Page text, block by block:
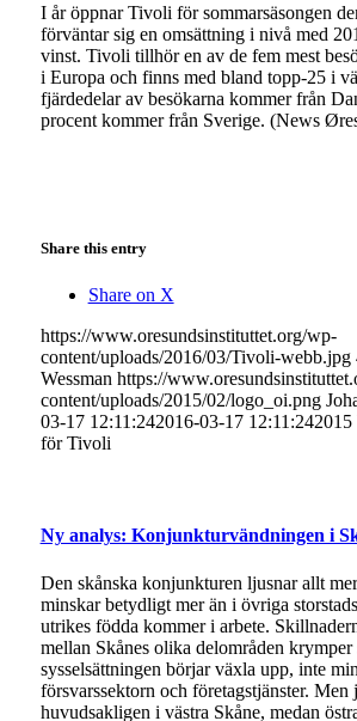
I år öppnar Tivoli för sommarsäsongen
förväntar sig en omsättning i nivå med
vinst. Tivoli tillhör en av de fem mest
i Europa och finns med bland topp-25 i
fjärdedelar av besökarna kommer från
procent kommer från Sverige. (News
Share this entry
Share on X
https://www.oresundsinstituttet.org/wp-
content/uploads/2016/03/Tivoli-webb.jpg
Wessman https://
content/uploads/2015/02/logo_oi.png
03-17 12:11:242016-03-17 12:11:242015
för Tivoli
Ny analys: Konjunkturvändningen i
Den skånska konjunkturen ljusnar allt
minskar betydligt mer än i övriga
utrikes födda kommer i arbete.
mellan Skånes olika delområden krymper
sysselsättningen börjar växla upp, inte
försvarssektorn och företagstjänster.
huvudsakligen i västra Skåne, medan